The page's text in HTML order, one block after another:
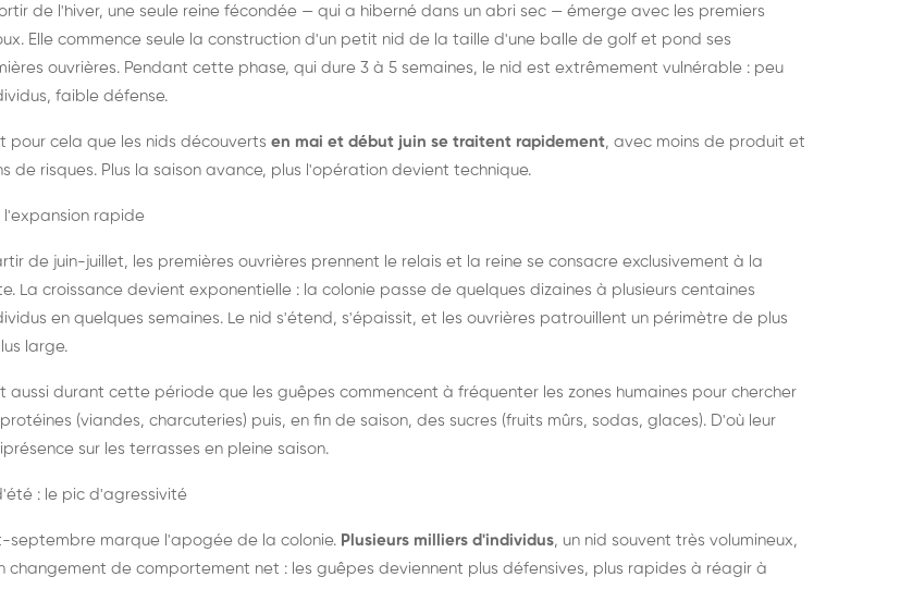
de l'hiver, une seule reine fécondée — qui a hiberné dans un abri sec — émerge avec les premiers
Elle commence seule la construction d'un petit nid de la taille d'une balle de golf et pond ses
ouvrières. Pendant cette phase, qui dure 3 à 5 semaines, le nid est extrêmement vulnérable : peu
faible défense.
pour cela que les nids découverts en mai et début juin se traitent rapidement, avec moins de produit et
de risques. Plus la saison avance, plus l'opération devient technique.
l'expansion rapide
de juin-juillet, les premières ouvrières prennent le relais et la reine se consacre exclusivement à la
La croissance devient exponentielle : la colonie passe de quelques dizaines à plusieurs centaines
en quelques semaines. Le nid s'étend, s'épaissit, et les ouvrières patrouillent un périmètre de plus
large.
aussi durant cette période que les guêpes commencent à fréquenter les zones humaines pour chercher
(viandes, charcuteries) puis, en fin de saison, des sucres (fruits mûrs, sodas, glaces). D'où leur
sur les terrasses en pleine saison.
: le pic d'agressivité
septembre marque l'apogée de la colonie. Plusieurs milliers d'individus, un nid souvent très volumineux,
changement de comportement net : les guêpes deviennent plus défensives, plus rapides à réagir à